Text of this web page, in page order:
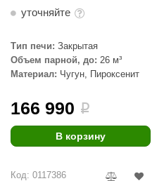
уточняйте
Тип печи: Закрытая
Объем парной, до: 26 м³
Материал: Чугун, Пироксенит
166 990 i
В корзину
Код: 0117386